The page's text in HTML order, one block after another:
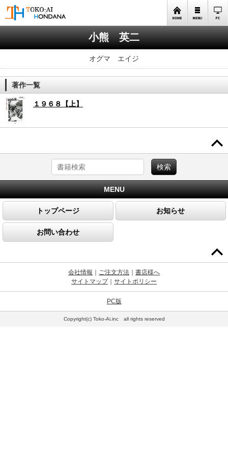
小熊 英二
オグマ エイジ
著作一覧
１９６８【上】
MENU
トップページ お知らせ
お問い合わせ
会社情報 ご注文方法
書店様へ
サイトマップ｜ サイトポリシー
PC版
Copyright(c) Toko-Ai.inc all rights reserved